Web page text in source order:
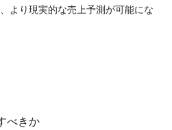
より現実的な売上予測が可能にな
べきか